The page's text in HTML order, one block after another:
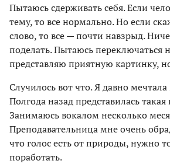
Пытаюсь сдерживать себя. Если
тему, то все нормально. Но если
слово, то все — почти навзрыд.
поделать. Пытаюсь переключаться
представляю приятную картинку,
Случилось вот что. Я давно мечтала
Полгода назад представилась
Занимаюсь вокалом несколько
Преподавательница мне очень
что голос есть от природы, нужно
поработать.